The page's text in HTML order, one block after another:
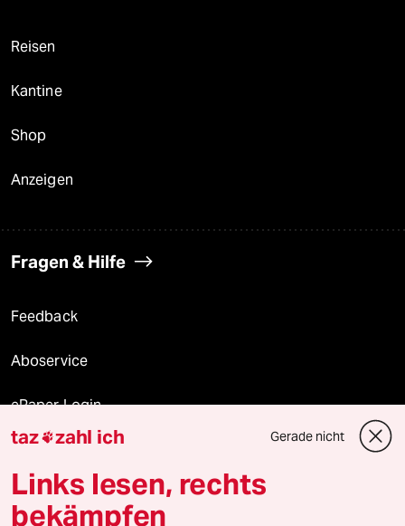
Reisen
Kantine
Shop
Anzeigen
Fragen & Hilfe
Feedback
Aboservice
ePaper Login
Downloads für Abonnierende
taz zahl ich Gerade nicht
Links lesen, rechts
bekämpfen